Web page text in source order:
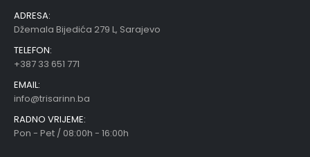
ADRESA:
Džemala Bijedića 279 L, Sarajevo
TELEFON:
+387 33 651 771
EMAIL:
info@trisarinn.ba
RADNO VRIJEME:
Pon - Pet / 08:00h - 16:00h